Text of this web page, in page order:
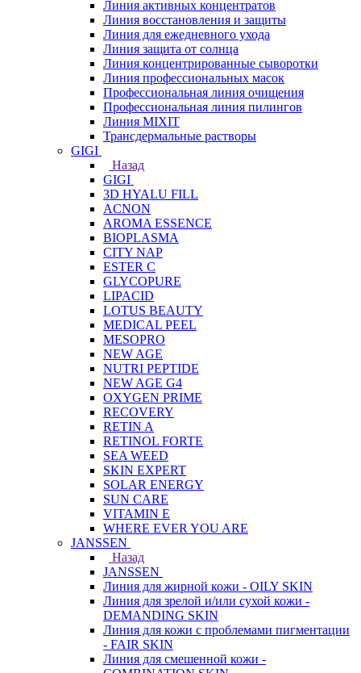
Линия активных концентратов
Линия восстановления и защиты
Линия для ежедневного ухода
Линия защита от солнца
Линия концентрированные сыворотки
Линия профессиональных масок
Профессиональная линия очищения
Профессиональная линия пилингов
Линия MIXIT
Трансдермальные растворы
GIGI
Назад
GIGI
3D HYALU FILL
ACNON
AROMA ESSENCE
BIOPLASMA
CITY NAP
ESTER C
GLYCOPURE
LIPACID
LOTUS BEAUTY
MEDICAL PEEL
MESOPRO
NEW AGE
NUTRI PEPTIDE
NEW AGE G4
OXYGEN PRIME
RECOVERY
RETIN A
RETINOL FORTE
SEA WEED
SKIN EXPERT
SOLAR ENERGY
SUN CARE
VITAMIN E
WHERE EVER YOU ARE
JANSSEN
Назад
JANSSEN
Линия для жирной кожи - OILY SKIN
Линия для зрелой и/или сухой кожи -
DEMANDING SKIN
Линия для кожи с проблемами пигментации
- FAIR SKIN
Линия для смешенной кожи -